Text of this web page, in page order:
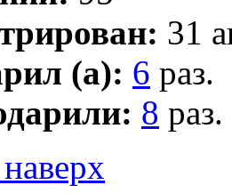
31
(а): 6 раз.
8 раз.